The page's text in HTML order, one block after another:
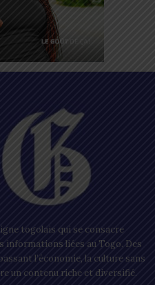
togolais qui se consacre
informations liées au Togo. Des
l’économie, la culture sans
un contenu riche et diversifié.